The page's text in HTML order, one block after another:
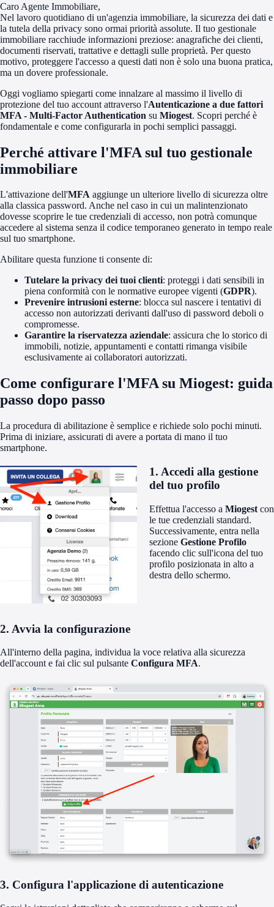
Caro Agente Immobiliare,
Nel lavoro quotidiano di un'agenzia immobiliare, la sicurezza dei dati e
la tutela della privacy sono ormai priorità assolute. Il tuo gestionale
immobiliare racchiude informazioni preziose: anagrafiche dei clienti,
documenti riservati, trattative e dettagli sulle proprietà. Per questo
motivo, proteggere l'accesso a questi dati non è solo una buona pratica,
ma un dovere professionale.
Oggi vogliamo spiegarti come innalzare al massimo il livello di
protezione del tuo account attraverso l'Autenticazione a due fattori
MFA - Multi-Factor Authentication su Miogest. Scopri perché è
fondamentale e come configurarla in pochi semplici passaggi.
Perché attivare l'MFA sul tuo gestionale
immobiliare
L'attivazione dell'MFA aggiunge un ulteriore livello di sicurezza oltre
alla classica password. Anche nel caso in cui un malintenzionato
dovesse scoprire le tue credenziali di accesso, non potrà comunque
accedere al sistema senza il codice temporaneo generato in tempo reale
sul tuo smartphone.
Abilitare questa funzione ti consente di:
Tutelare la privacy dei tuoi clienti: proteggi i dati sensibili in
piena conformità con le normative europee vigenti (GDPR).
Prevenire intrusioni esterne: blocca sul nascere i tentativi di
accesso non autorizzati derivanti dall'uso di password deboli o
compromesse.
Garantire la riservatezza aziendale: assicura che lo storico di
immobili, notizie, appuntamenti e contatti rimanga visibile
esclusivamente ai collaboratori autorizzati.
Come configurare l'MFA su Miogest: guida
passo dopo passo
La procedura di abilitazione è semplice e richiede solo pochi minuti.
Prima di iniziare, assicurati di avere a portata di mano il tuo
smartphone.
1. Accedi alla gestione
del tuo profilo
Effettua l'accesso a Miogest con
le tue credenziali standard.
Successivamente, entra nella
sezione Gestione Profilo
facendo clic sull'icona del tuo
profilo posizionata in alto a
destra dello schermo.
2. Avvia la configurazione
All'interno della pagina, individua la voce relativa alla sicurezza
dell'account e fai clic sul pulsante Configura MFA.
3. Configura l'applicazione di autenticazione